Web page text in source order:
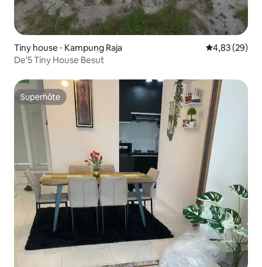
Tiny house ⋅ Kampung Raja Évaluation
4,83 (29)
De'5 Tiny House Besut
Superhôte
Superhôte